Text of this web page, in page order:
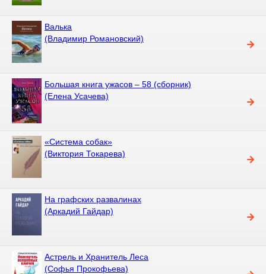
Валька
(Владимир Романовский)
Большая книга ужасов – 58 (сборник)
(Елена Усачева)
«Система собак»
(Виктория Токарева)
На графских развалинах
(Аркадий Гайдар)
Астрель и Хранитель Леса
(Софья Прокофьева)